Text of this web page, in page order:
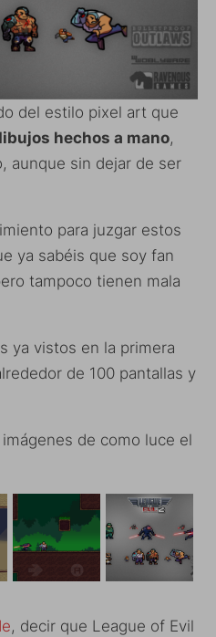
del estilo pixel art que
hechos a mano,
aunque sin dejar de ser
para juzgar estos
ya sabéis que soy fan
tampoco tienen mala
ya vistos en la primera
de 100 pantallas y
de como luce el
, decir que League of Evil